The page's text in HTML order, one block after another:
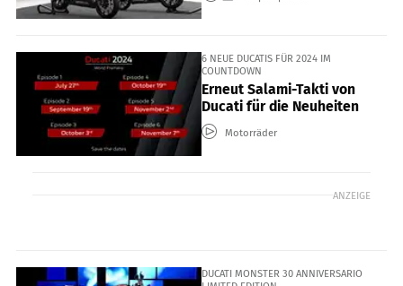
6 NEUE DUCATIS FÜR 2024 IM
COUNTDOWN
Erneut Salami-Takti von
Ducati für die Neuheiten
Motorräder
ANZEIGE
DUCATI MONSTER 30 ANNIVERSARIO